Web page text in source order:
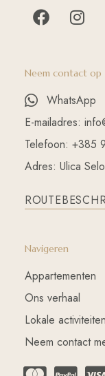
Neem contact op
WhatsApp
E-mailadres:
Telefoon: +385
Adres: Ulica
Navigeren
Appartementen
Ons verhaal
Lokale activiteiten
Neem contact